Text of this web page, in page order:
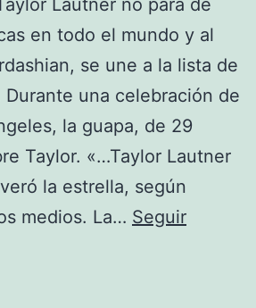
en todo el mundo y al
se une a la lista de
Durante una celebración de
la guapa, de 29
Taylor. «…Taylor Lautner
la estrella, según
medios. La… Seguir